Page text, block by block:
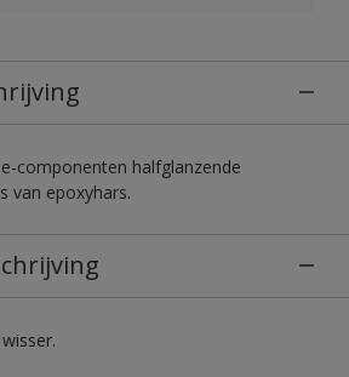
componenten halfglanzende
van epoxyhars.